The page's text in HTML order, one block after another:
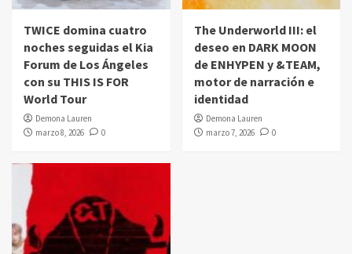
TWICE domina cuatro
noches seguidas el Kia
Forum de Los Ángeles
con su THIS IS FOR
World Tour
Demona Lauren
marzo 8, 2026
0
The Underworld III: el
deseo en DARK MOON
de ENHYPEN y &TEAM,
motor de narración e
identidad
Demona Lauren
marzo 7, 2026
0